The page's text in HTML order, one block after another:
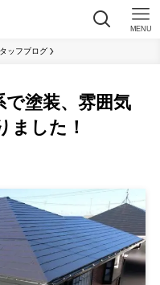
MENU
ッフブログ
で塗装、雰囲気
ました！